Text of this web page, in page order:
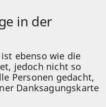
in der
ebenso wie die
jedoch nicht so
Personen gedacht,
Danksagungskarte